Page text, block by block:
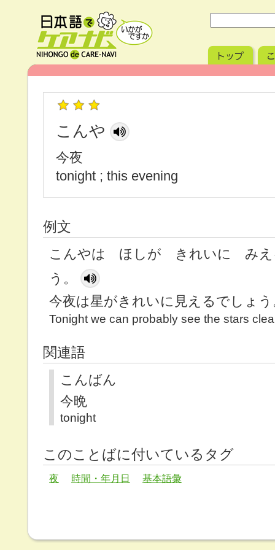
こんや
今夜
tonight ; this evening
例文
こんやは ほしが きれいに みえ
う。
今夜は星がきれいに見えるでしょう
Tonight we can probably see the stars
関連語
こんばん
今晩
tonight
このことばに付いているタグ
夜 時間・年月日 基本語彙